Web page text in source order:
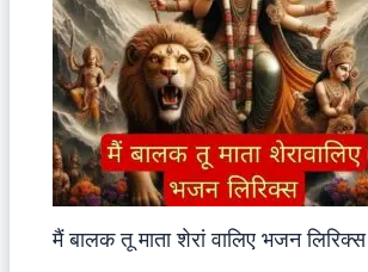
मैं बालक तू माता शेरां वालिए भजन लिरिक्स